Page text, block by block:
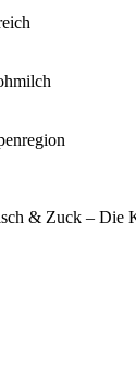
& Zuck – Die